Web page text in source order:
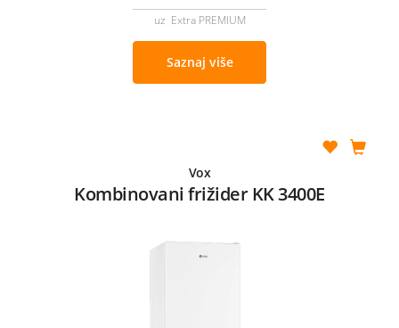
uz Extra PREMIUM
Saznaj više
Vox
Kombinovani frižider KK 3400E